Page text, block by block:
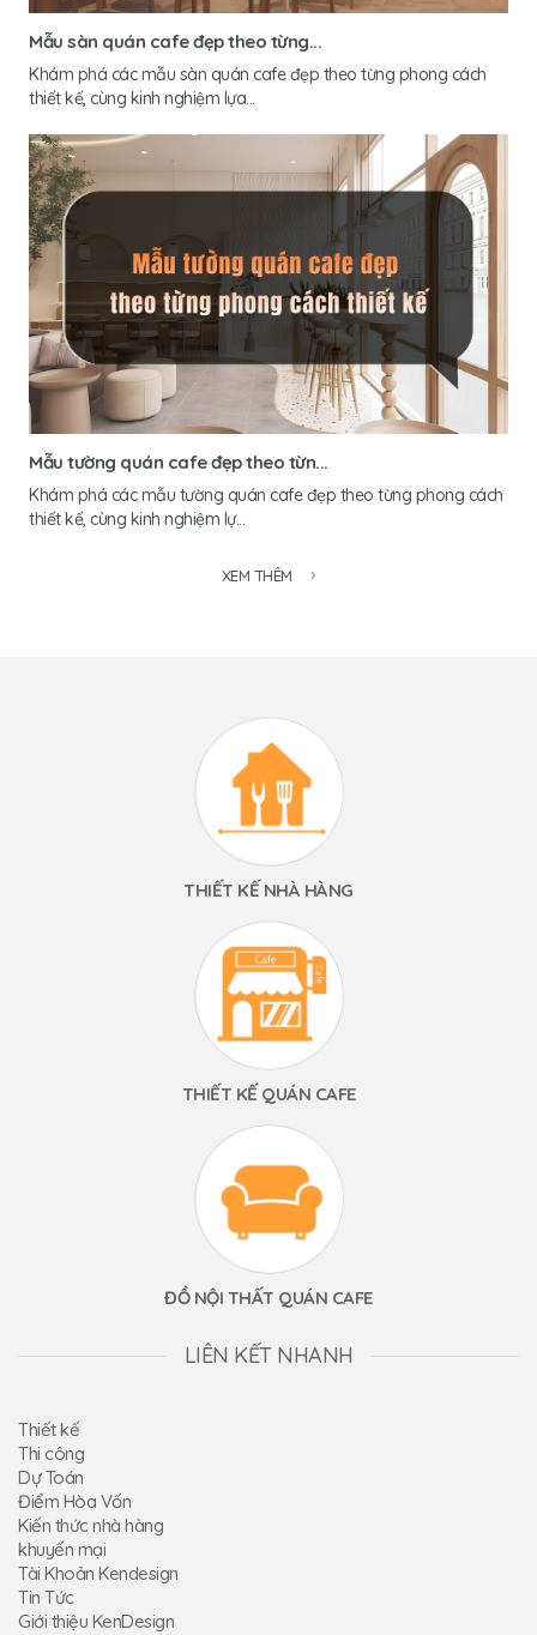
Mẫu sàn quán cafe đẹp theo từng...
Khám phá các mẫu sàn quán cafe đẹp theo từng phong cách
thiết kế, cùng kinh nghiệm lựa...
Mẫu tường quán cafe đẹp theo từn...
Khám phá các mẫu tường quán cafe đẹp theo từng phong cách
thiết kế, cùng kinh nghiệm lự...
XEM THÊM
THIẾT KẾ NHÀ HÀNG
THIẾT KẾ QUÁN CAFE
ĐỒ NỘI THẤT QUÁN CAFE
LIÊN KẾT NHANH
Thiết kế
Thi công
Dự Toán
Điểm Hòa Vốn
Kiến thức nhà hàng
khuyến mại
Tài Khoản Kendesign
Tin Tức
Giới thiệu KenDesign